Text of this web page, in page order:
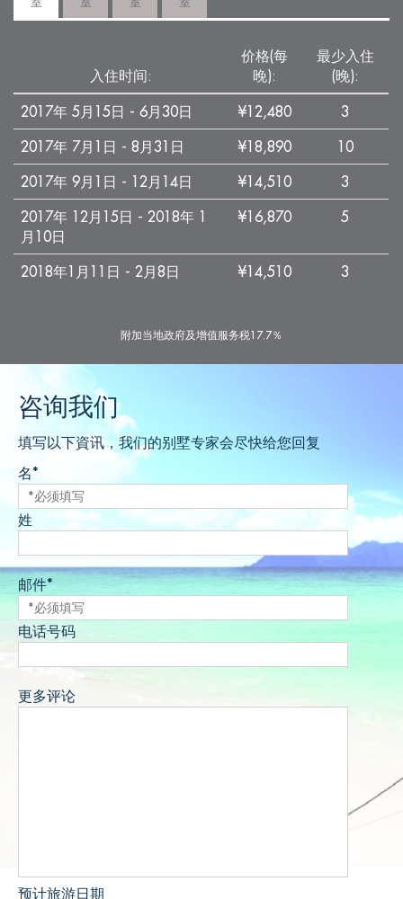
入住时间:
价格(每
晚):
最少入住
(晚):
2017年 5月15日 - 6月30日
¥12,480
3
2017年 7月1日 - 8月31日
¥18,890
10
2017年 9月1日 - 12月14日
¥14,510
3
2017年 12月15日 - 2018年 1
月10日
¥16,870 5
2018年1月11日 - 2月8日 ¥14,510 3
附加当地政府及增值服务税17.7％
咨询我们
填写以下資讯，我们的别墅专家会尽快给您回复
名*
姓
邮件*
电话号码
更多评论
预计旅游日期